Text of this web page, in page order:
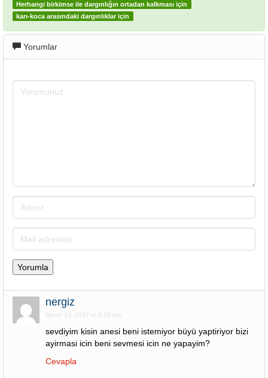
Herhangi birkimse ile dargınlığın ortadan kalkması için
karı-koca arasındaki dargınlıklar için
Yorumlar
nergiz
March 24, 2017 at 9:26 am
sevdiyim kisin anesi beni istemiyor büyü yaptiriyor bizi
ayirmasi icin beni sevmesi icin ne yapayim?
Cevapla